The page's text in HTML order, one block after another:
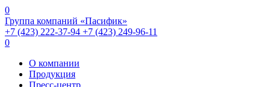
0
Группа компаний «Пасифик»
+7 (423) 222-37-94 +7 (423) 249-96-11
0
О компании
Продукция
Пресс-центр